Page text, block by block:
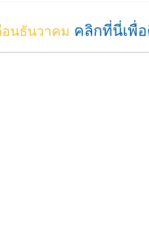
อนธันวาคม คลิกที่นี่เพื่